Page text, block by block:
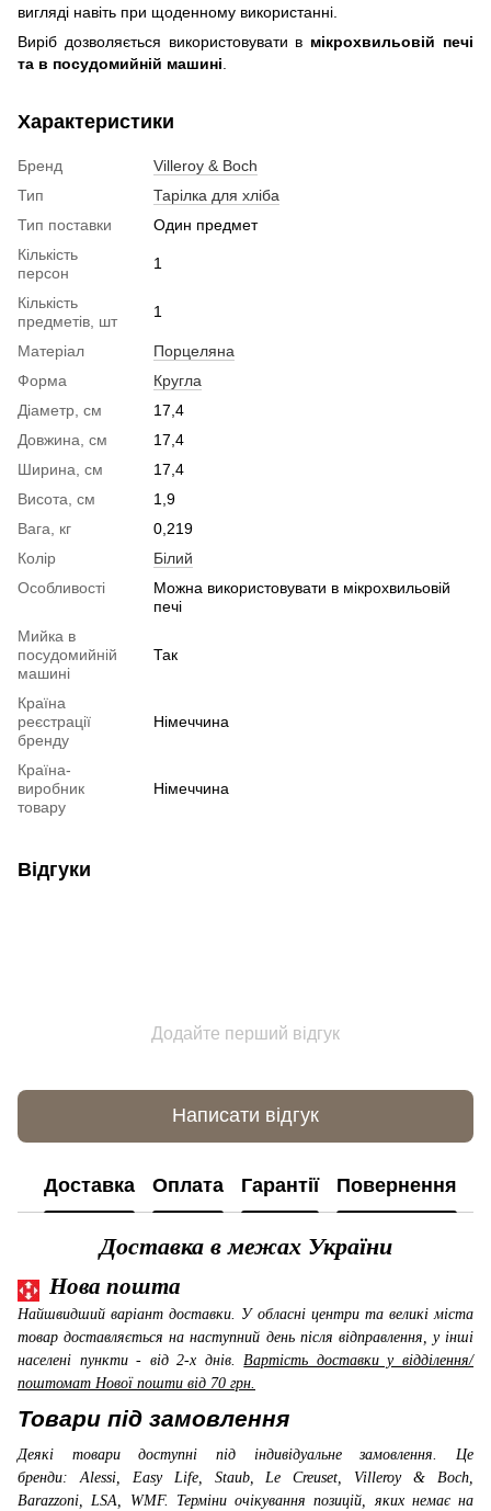
вигляді навіть при щоденному використанні.
Виріб дозволяється використовувати в мікрохвильовій печі
та в посудомийній машині
Характеристики
Бренд
Villeroy & Boch
Тип
Тарілка для хліба
Тип поставки
Один предмет
Кількість
персон
1
Кількість
предметів, шт
1
Матеріал
Порцеляна
Форма
Кругла
Діаметр, см
17,4
Довжина, см
17,4
Ширина, см
17,4
Висота, см
1,9
Вага, кг
0,219
Колір
Білий
Особливості
Можна використовувати в мікрохвильовій
печі
Мийка в
посудомийній
машині
Так
Країна
реєстрації
бренду
Німеччина
Країна-
виробник
товару
Німеччина
Відгуки
Додайте перший відгук
Написати відгук
Доставка Оплата Гарантії Повернення
Доставка в межах України
Нова пошта
Найшвидший варіант доставки. У обласні центри та великі міста
товар доставляється на наступний день після відправлення, у інші
населені пункти - від 2-х днів. Вартість доставки у відділення/
поштомат Нової пошти від 70 грн.
Товари під замовлення
Деякі товари доступні під індивідуальне замовлення. Це
бренди: Alessi, Easy Life, Staub, Le Creuset, Villeroy & Boch,
Barazzoni, LSA, WMF. Терміни очікування позицій, яких немає на